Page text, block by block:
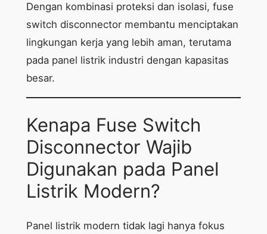
Dengan kombinasi proteksi dan isolasi, fuse
switch disconnector membantu menciptakan
lingkungan kerja yang lebih aman, terutama
pada panel listrik industri dengan kapasitas
besar.
Kenapa Fuse Switch
Disconnector Wajib
Digunakan pada Panel
Listrik Modern?
Panel listrik modern tidak lagi hanya fokus